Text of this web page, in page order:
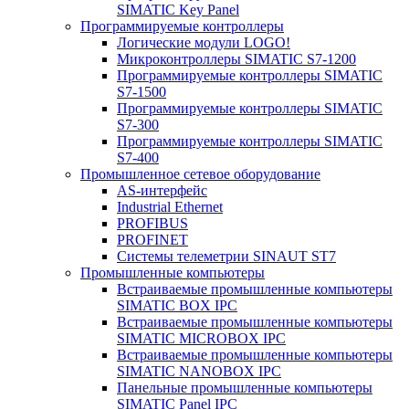
SIMATIC Key Panel
Программируемые контроллеры
Логические модули LOGO!
Микроконтроллеры SIMATIC S7-1200
Программируемые контроллеры SIMATIC
S7-1500
Программируемые контроллеры SIMATIC
S7-300
Программируемые контроллеры SIMATIC
S7-400
Промышленное сетевое оборудование
AS-интерфейс
Industrial Ethernet
PROFIBUS
PROFINET
Системы телеметрии SINAUT ST7
Промышленные компьютеры
Встраиваемые промышленные компьютеры
SIMATIC BOX IPC
Встраиваемые промышленные компьютеры
SIMATIC MICROBOX IPC
Встраиваемые промышленные компьютеры
SIMATIC NANOBOX IPC
Панельные промышленные компьютеры
SIMATIC Panel IPC